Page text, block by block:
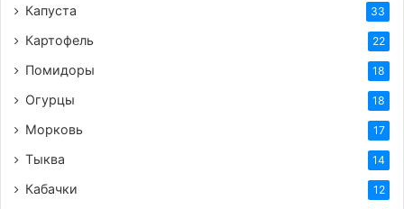
Капуста 33
Картофель 22
Помидоры 18
Огурцы 18
Морковь 17
Тыква 14
Кабачки 12